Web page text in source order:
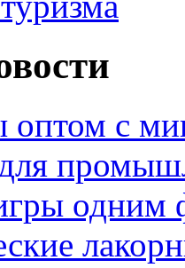
оптом с
одним